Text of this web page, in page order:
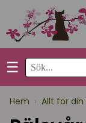
☰
Hem › Allt för din